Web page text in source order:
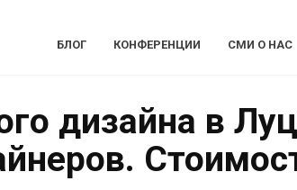
БЛОГ КОНФЕРЕНЦИИ СМИ О НАС
дизайна в